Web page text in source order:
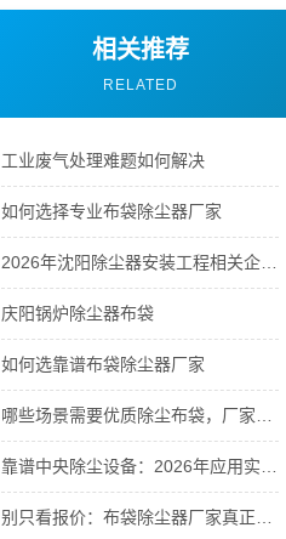
相关推荐
RELATED
工业废气处理难题如何解决
如何选择专业布袋除尘器厂家
庆阳锅炉除尘器布袋
如何选靠谱布袋除尘器厂家